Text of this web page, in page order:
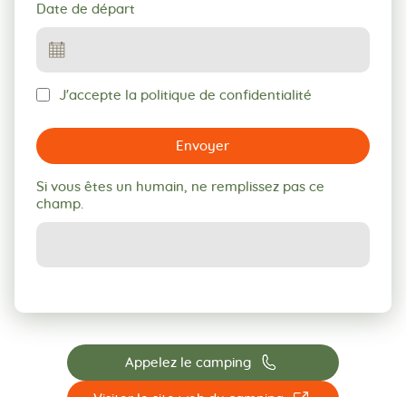
Date de départ
J'accepte la politique de confidentialité
Envoyer
Si vous êtes un humain, ne remplissez pas ce
champ.
Appelez le camping 📞